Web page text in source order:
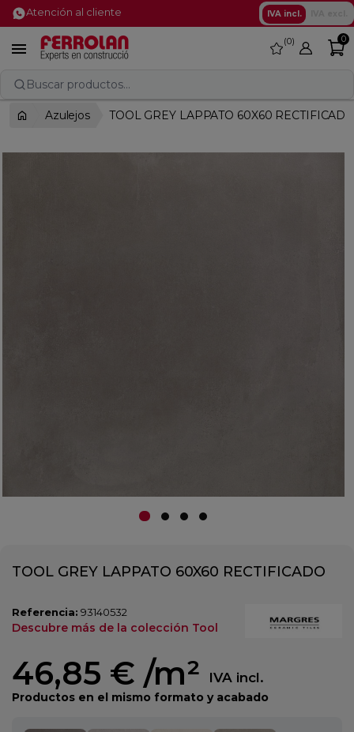
Atención al cliente IVA incl.
 favorite
0 0
Buscar productos...
Azulejos TOOL GREY LAPPATO 60X60
TOOL GREY LAPPATO 60X60 RECTIFICADO
Referencia: 93140532
Descubre más de la colección Tool
46,85 € /m² IVA incl.
Productos en el mismo formato y acabado